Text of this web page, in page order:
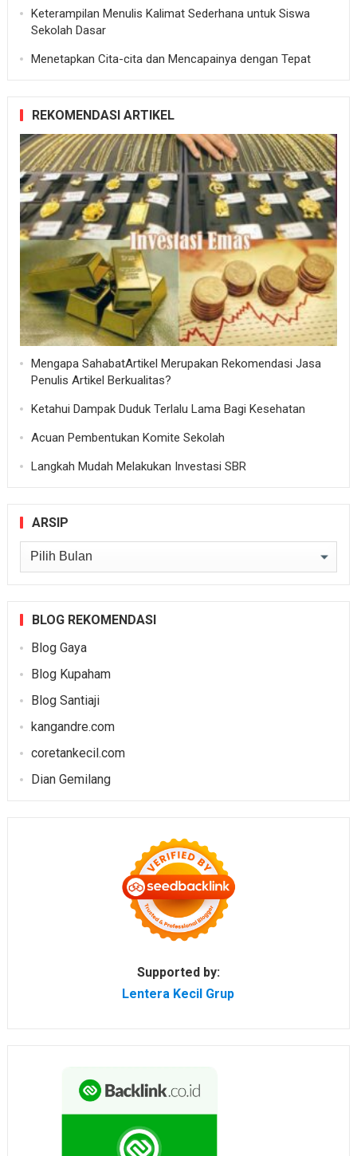
Keterampilan Menulis Kalimat Sederhana untuk Siswa
Sekolah Dasar
Menetapkan Cita-cita dan Mencapainya dengan Tepat
REKOMENDASI ARTIKEL
Mengapa SahabatArtikel Merupakan Rekomendasi Jasa
Penulis Artikel Berkualitas?
Ketahui Dampak Duduk Terlalu Lama Bagi Kesehatan
Acuan Pembentukan Komite Sekolah
Langkah Mudah Melakukan Investasi SBR
ARSIP
Arsip
BLOG REKOMENDASI
Blog Gaya
Blog Kupaham
Blog Santiaji
kangandre.com
coretankecil.com
Dian Gemilang
Supported by:
Lentera Kecil Grup